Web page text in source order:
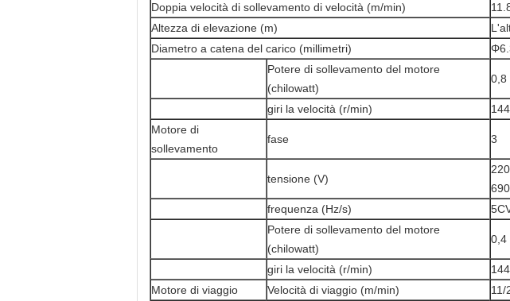
Doppia velocità di sollevamento di velocità (m/min)
Altezza di elevazione (m)
Diametro a catena del carico (millimetri)
Potere di sollevamento del motore
(chilowatt)
0,8
giri la velocità (r/min)
Motore di
sollevamento
fase 3
tensione (V)
690
frequenza (Hz/s)
Potere di sollevamento del motore
(chilowatt)
0,4
giri la velocità (r/min)
Motore di viaggio
Velocità di viaggio (m/min) 11/